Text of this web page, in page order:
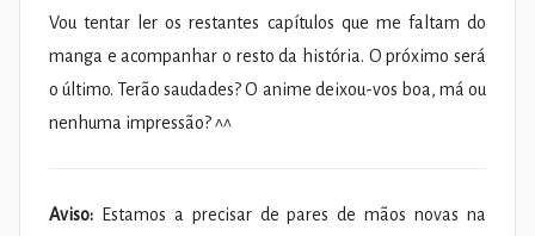
Vou tentar ler os restantes capítulos que me faltam do
manga e acompanhar o resto da história. O próximo será
o último. Terão saudades? O anime deixou-vos boa, má ou
nenhuma impressão? ^^
Aviso: Estamos a precisar de pares de mãos novas na